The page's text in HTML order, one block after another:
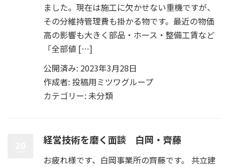
ました。現在は施工に欠かせない重機ですが、
その分維持管理費も掛かる物です。最近の物価
高の影響も大きく部品・ホース・整備工賃など
「全部値 […]
公開済み: 2023年3月28日
作成者: 投稿用ミツワグループ
カテゴリー: 未分類
経営技術を磨く面談 白岡・齊藤
お疲れ様です、白岡事業所の齊藤です。 共立建